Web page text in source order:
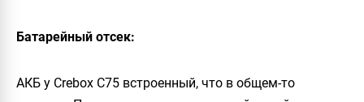
Батарейный отсек:
АКБ у Crebox C75 встроенный, что в общем-то